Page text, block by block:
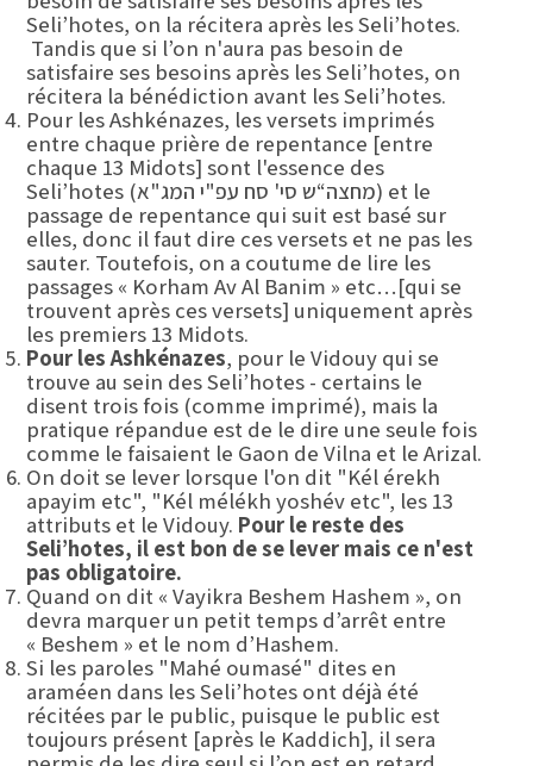
Seli’hotes, on la récitera après les Seli’hotes.
Tandis que si l’on n'aura pas besoin de
satisfaire ses besoins après les Seli’hotes, on
récitera la bénédiction avant les Seli’hotes.
Pour les Ashkénazes, les versets imprimés
entre chaque prière de repentance [entre
chaque 13 Midots] sont l'essence des
Seli’hotes (מחצה“ש סי' סח עפ"י המג"א) et le
passage de repentance qui suit est basé sur
elles, donc il faut dire ces versets et ne pas les
sauter. Toutefois, on a coutume de lire les
passages « Korham Av Al Banim » etc…[qui se
trouvent après ces versets] uniquement après
les premiers 13 Midots.
Pour les Ashkénazes, pour le Vidouy qui se
trouve au sein des Seli’hotes - certains le
disent trois fois (comme imprimé), mais la
pratique répandue est de le dire une seule fois
comme le faisaient le Gaon de Vilna et le Arizal.
On doit se lever lorsque l'on dit "Kél érekh
apayim etc", "Kél mélékh yoshév etc", les 13
attributs et le Vidouy. Pour le reste des
Seli’hotes, il est bon de se lever mais ce n'est
pas obligatoire.
Quand on dit « Vayikra Beshem Hashem », on
devra marquer un petit temps d’arrêt entre
« Beshem » et le nom d’Hashem.
Si les paroles "Mahé oumasé" dites en
araméen dans les Seli’hotes ont déjà été
récitées par le public, puisque le public est
toujours présent [après le Kaddich], il sera